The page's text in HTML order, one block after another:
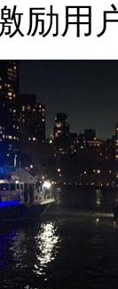
励用